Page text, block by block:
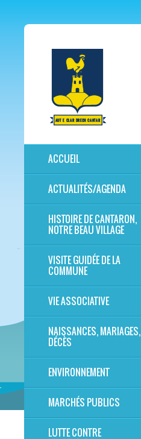
ACCUEIL
ACTUALITÉS/AGENDA
HISTOIRE DE CANTARON,
NOTRE BEAU VILLAGE
VISITE GUIDÉE DE LA
COMMUNE
VIE ASSOCIATIVE
NAISSANCES, MARIAGES,
DÉCÈS
ENVIRONNEMENT
MARCHÉS PUBLICS
LUTTE CONTRE